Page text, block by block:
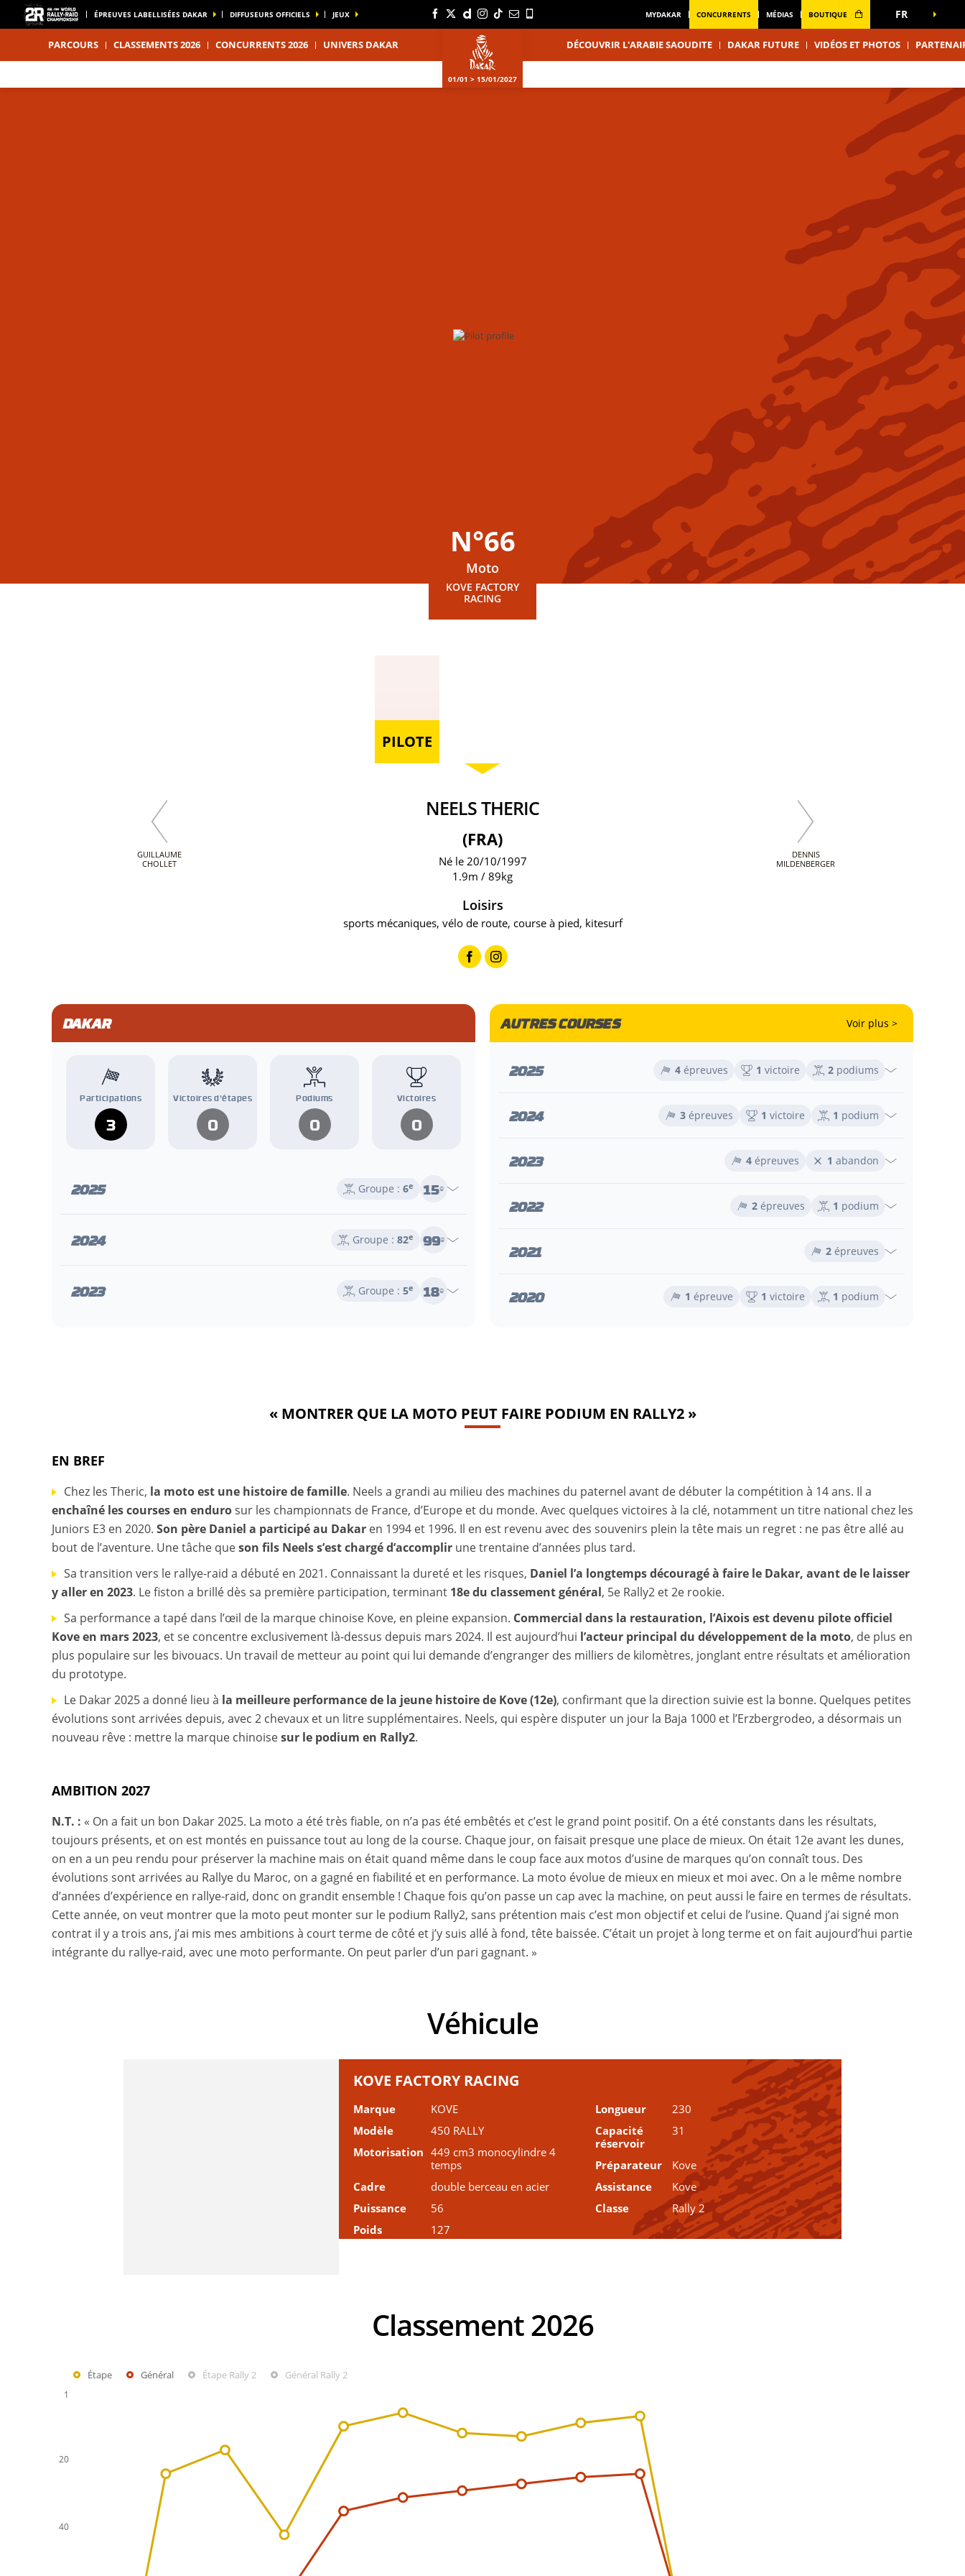
ÉPREUVES LABELLISÉES DAKAR DIFFUSEURS OFFICIELS JEUX MYDAKAR CONCURRENTS MÉDIAS BOUTIQUE FR
PARCOURS CLASSEMENTS 2026 CONCURRENTS 2026 UNIVERS DAKAR
01/01 > 15/01/2027
DÉCOUVRIR L'ARABIE SAOUDITE DAKAR FUTURE VIDÉOS ET PHOTOS
N°66
Moto
KOVE FACTORY
RACING
PILOTE
GUILLAUME
CHOLLET
DENNIS
MILDENBERGER
NEELS THERIC
(FRA)
Né le 20/10/1997
1.9m / 89kg
Loisirs
sports mécaniques, vélo de route, course à pied, kitesurf
DAKAR
Participations
3
Victoires d'étapes
0
Podiums
0
Victoires
0
2025 Groupe : 6e 15e
2024 Groupe : 82e 99e
2023 Groupe : 5e 18e
AUTRES COURSES Voir plus >
2025 4 épreuves 1 victoire 2 podiums
2024 3 épreuves 1 victoire 1 podium
2023 4 épreuves 1 abandon
2022 2 épreuves 1 podium
2021 2 épreuves
2020 1 épreuve 1 victoire 1 podium
« MONTRER QUE LA MOTO PEUT FAIRE PODIUM EN RALLY2 »
EN BREF
Chez les Theric, la moto est une histoire de famille. Neels a grandi au milieu des machines du paternel avant de débuter la compétition à 14 ans. Il a
enchaîné les courses en endurosur les championnats de France, d’Europe et du monde. Avec quelques victoires à la clé, notamment un titre national chez les
Juniors E3 en 2020. Son père Daniel a participé au Dakar en 1994 et 1996. Il en est revenu avec des souvenirs plein la tête mais un regret : ne pas être allé au
bout de l’aventure. Une tâche queson fils Neels s’est chargé d’accomplir une trentaine d’années plus tard.
Sa transition vers le rallye-raid a débuté en 2021. Connaissant la dureté et les risques, Daniel l’a longtemps découragé à faire le Dakar, avant de le laisser
y aller en 2023. Le fiston a brillé dès sa première participation, terminant 18e du classement général, 5e Rally2 et 2e rookie.
Sa performance a tapé dans l’œil de la marque chinoise Kove, en pleine expansion. Commercial dans la restauration, l’Aixois est devenu pilote officiel
Kove en mars 2023, et se concentre exclusivement là-dessus depuis mars 2024. Il est aujourd’hui l’acteur principal du développement de la moto, de plus en
plus populaire sur les bivouacs. Un travail de metteur au point qui lui demande d’engranger des milliers de kilomètres, jonglant entre résultats et amélioration
du prototype.
Le Dakar 2025 a donné lieu à la meilleure performance de la jeune histoire de Kove (12e), confirmant que la direction suivie est la bonne. Quelques petites
évolutions sont arrivées depuis, avec 2 chevaux et un litre supplémentaires. Neels, qui espère disputer un jour la Baja 1000 et l’Erzbergrodeo, a désormais un
nouveau rêve : mettre la marque chinoisesur le podium en Rally2.
AMBITION 2027
N.T. : « On a fait un bon Dakar 2025. La moto a été très fiable, on n’a pas été embêtés et c’est le grand point positif. On a été constants dans les résultats,
toujours présents, et on est montés en puissance tout au long de la course. Chaque jour, on faisait presque une place de mieux. On était 12e avant les dunes,
on en a un peu rendu pour préserver la machine mais on était quand même dans le coup face aux motos d’usine de marques qu’on connaît tous. Des
évolutions sont arrivées au Rallye du Maroc, on a gagné en fiabilité et en performance. La moto évolue de mieux en mieux et moi avec. On a le même nombre
d’années d’expérience en rallye-raid, donc on grandit ensemble ! Chaque fois qu’on passe un cap avec la machine, on peut aussi le faire en termes de résultats.
Cette année, on veut montrer que la moto peut monter sur le podium Rally2, sans prétention mais c’est mon objectif et celui de l’usine. Quand j’ai signé mon
contrat il y a trois ans, j’ai mis mes ambitions à court terme de côté et j’y suis allé à fond, tête baissée. C’était un projet à long terme et on fait aujourd’hui partie
intégrante du rallye-raid, avec une moto performante. On peut parler d’un pari gagnant. »
Véhicule
KOVE FACTORY RACING
Marque
KOVE
Modèle
450 RALLY
Motorisation 449 cm3 monocylindre 4
temps
Cadre
double berceau en acier
Puissance
56
Poids
127
Longueur
230
Capacité
réservoir
31
Préparateur
Kove
Assistance
Kove
Classe
Rally 2
Classement 2026
Étape Général Étape Rally 2 Général Rally 2